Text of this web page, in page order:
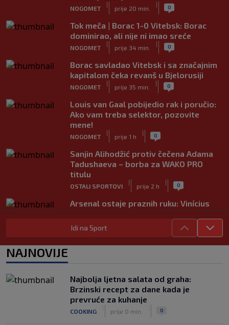
NOGOMET
|
prije 20 min.
| 0
Tok meča | Borac 1-0 Vitebsk: Borac
dominirao, ali nije ni imao sreće
NOGOMET
|
prije 34 min.
| 0
Borac savladao Vitebsk i sa značajnim
kapitalom čeka revanš u Bjelorusiji
NOGOMET
|
prije 35 min.
| 0
Louis van Gaal pobijedio rak i poručio:
Ako vam treba selektor, pozovite
mene!
NOGOMET
|
prije 1 h
| 0
Sanjin Alihodžić protiv čečena Adama
Tadushaeva – borba za WAKO PRO
titulu
OSTALI SPORTOVI
|
prije 2 h
| 0
Arsenal ostaje praznih ruku: Vinícius
Júnior i Real Madrid postigli dogovor
NOGOMET
NOGOMET
| | 0
Izvinjenje s elementima prijetnje i
„gomila slabića“ u UEFA-i
Idi na Sport
NAJNOVIJE
Najbolja ljetna salata od graha:
Brzinski recept za dane kada je
prevruće za kuhanje
COOKING prije 0 min. 0